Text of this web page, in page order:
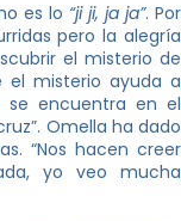
es lo “ji ji, ja ja”. Por
pero la alegría
el misterio de
el misterio ayuda a
se encuentra en el
Omella ha dado
“Nos hacen creer
yo veo mucha